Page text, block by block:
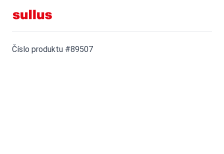
Číslo produktu #89507